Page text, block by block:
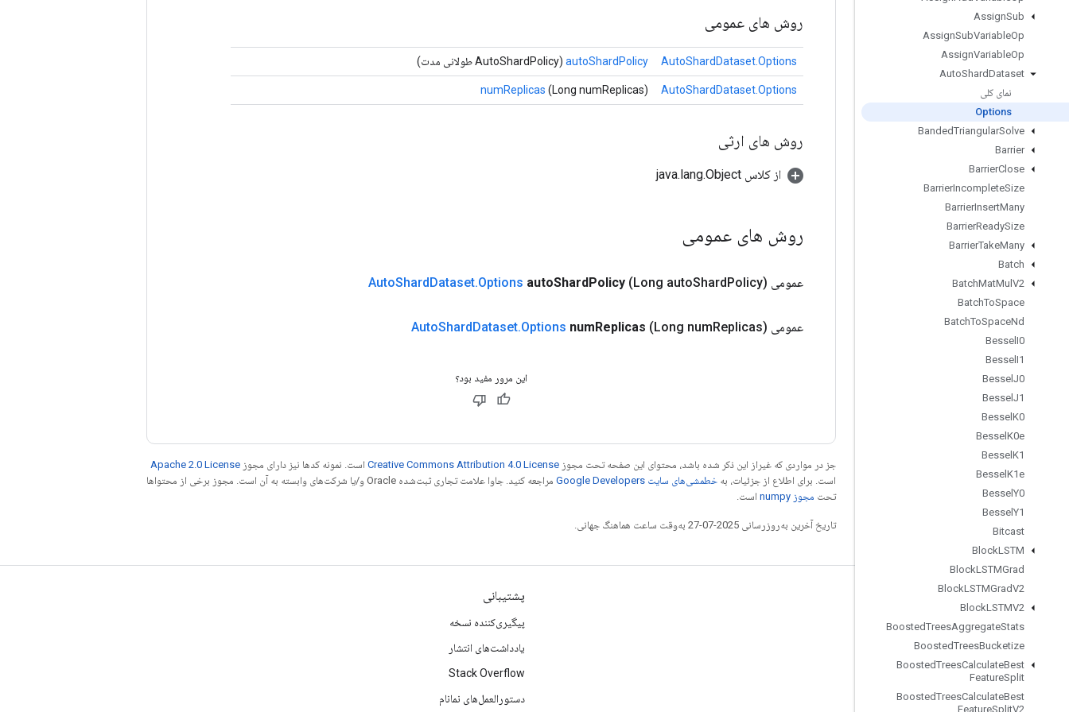
AssignSub
AssignSubVariableOp
AssignVariableOp
AutoShardDataset
نمای کلی
Options
BandedTriangularSolve
Barrier
BarrierClose
BarrierIncompleteSize
BarrierInsertMany
BarrierReadySize
BarrierTakeMany
Batch
BatchMatMul V2
BatchToSpace
BatchToSpaceNd
Bessel I0
Bessel I1
Bessel J0
Bessel J1
Bessel K0
Bessel K0e
Bessel K1
Bessel K1e
Bessel Y0
Bessel Y1
Bitcast
BlockLSTM
BlockLSTMGrad
BlockLSTMGradV2
BlockLSTMV2
BoostedTreesAggregateStats
BoostedTreesBucketize
BoostedTreesCalculateBest
FeatureSplit
BoostedTreesCalculateBest
FeatureSplitV2
روش های عمومی
AutoShardDataset.Options
autoShardPolicy (AutoShardPolicy طولانی مدت)
AutoShardDataset.Options
numReplicas (Long numReplicas)
روش های ارثی
از کلاس java.lang.Object
روش های عمومی
عمومی AutoShardDataset.Options autoShardPolicy (Long autoShardPolicy)
عمومی AutoShardDataset.Options numReplicas (Long numReplicas)
این مرور مفید بود؟
جز در مواردی که غیراز این ذکر شده باشد، محتوای این صفحه تحت مجوز Creative Commons Attribution 4.0 License است. نمونه کدها نیز دارای مجوز Apache 2.0 License
است. برای اطلاع از جزئیات، به خطمشی‌های سایت Google Developers‏
مراجعه کنید. جاوا علامت تجاری ثبت‌شده Oracle و/یا شرکت‌های وابسته به آن است. مجوز برخی از محتواها
تحت مجوز numpy‏ است.
تاریخ آخرین به‌روزرسانی 2025-07-27 به‌وقت ساعت هماهنگ جهانی.
مرتبط بمانید
تالار گفتمان
GitHub
Twitter
پشتیبانی
پیگیری‌کننده نسخه
یادداشت‌های انتشار
Stack Overflow
دستورالعمل‌های نمانام